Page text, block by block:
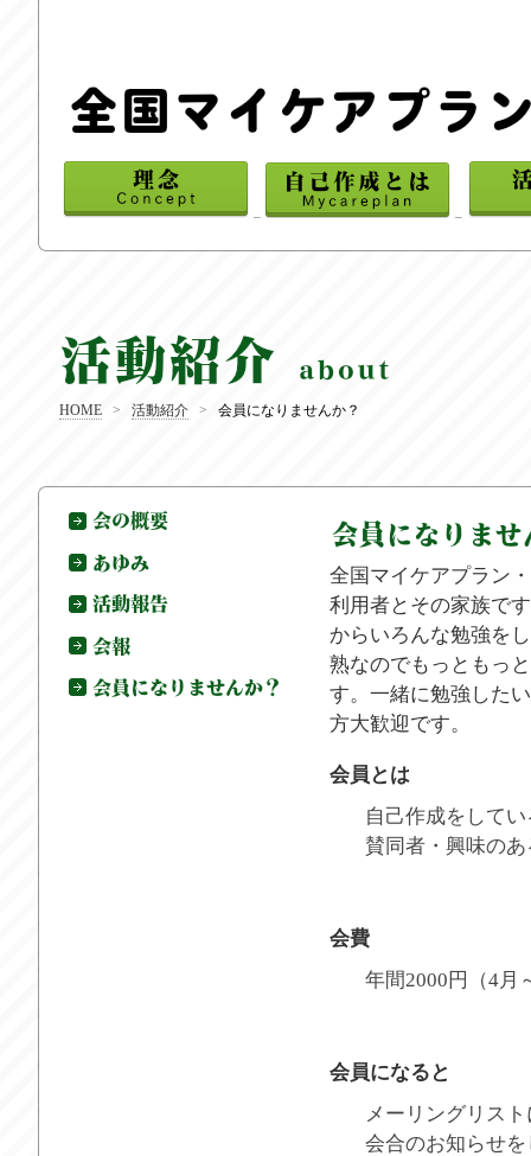
HOME > 活動紹介 > 会員になりませんか？
全国マイケアプラン
利用者とその家族で
からいろんな勉強を
熟なのでもっともっ
す。一緒に勉強した
方大歓迎です。
会員とは
自己作成をして
賛同者・興味のあ
会費
年間2000円（4月
会員になると
メーリングリス
会合のお知らせ